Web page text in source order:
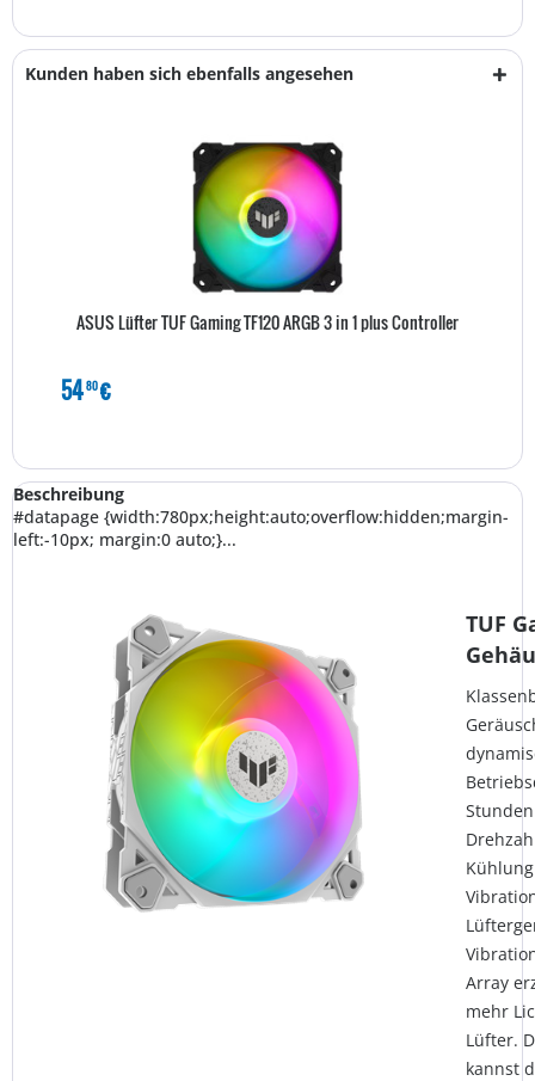
Kunden haben sich ebenfalls angesehen
ASUS Lüfter TUF Gaming TF120 ARGB 3 in 1 plus Controller
5480€
Beschreibung
#datapage {width:780px;height:auto;overflow:hidden;margin-
left:-10px; margin:0 auto;}...
TUF
Array
mehr
Lüfter.
kannst